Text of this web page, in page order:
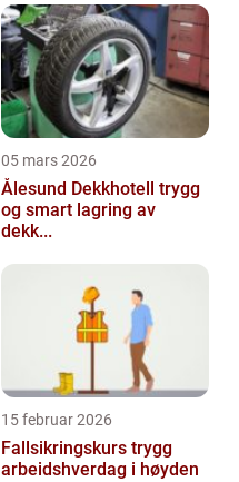
05 mars 2026
Ålesund Dekkhotell trygg
og smart lagring av
dekk...
15 februar 2026
Fallsikringskurs trygg
arbeidshverdag i høyden